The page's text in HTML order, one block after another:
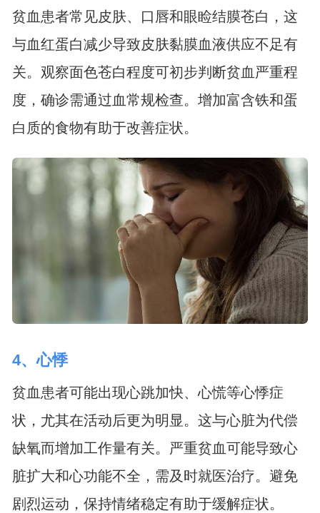
贫血患者常见皮肤、口唇和眼睑结膜苍白，这
与血红蛋白减少导致皮肤黏膜血液供应不足有
关。观察面色苍白程度可初步判断贫血严重程
度，确诊需通过血常规检查。增加富含铁和蛋
白质的食物有助于改善症状。
4、心悸
贫血患者可能出现心跳加快、心慌等心悸症
状，尤其在活动后更为明显。这与心脏为代偿
缺氧而增加工作量有关。严重贫血可能导致心
脏扩大和心功能不全，需及时就医治疗。避免
剧烈运动，保持情绪稳定有助于缓解症状。